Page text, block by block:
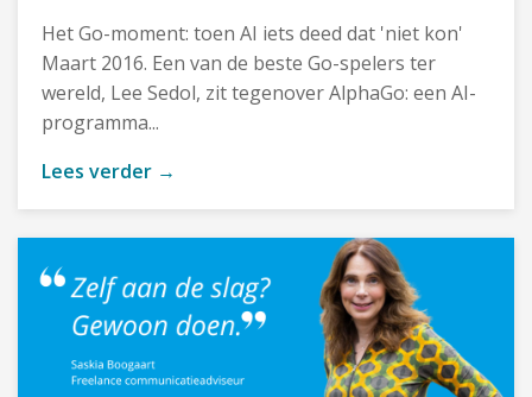
Het Go-moment: toen AI iets deed dat 'niet kon'
Maart 2016. Een van de beste Go-spelers ter
wereld, Lee Sedol, zit tegenover AlphaGo: een AI-
programma...
Lees verder →